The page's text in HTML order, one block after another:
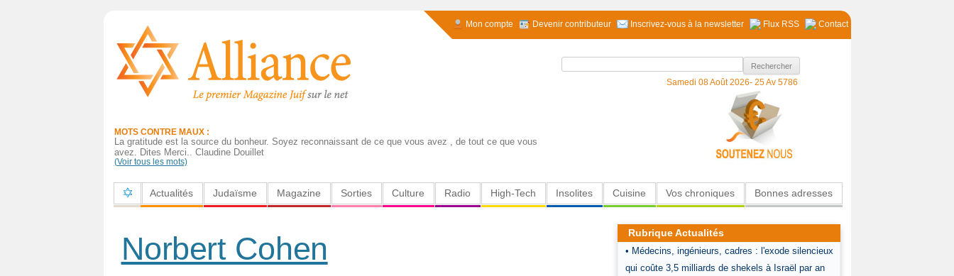
Mon compte Devenir contributeur Inscrivez-vous à la newsletter Flux RSS Contact
MOTS CONTRE MAUX :
La gratitude est la source du bonheur. Soyez reconnaissant de ce que vous avez , de tout ce que vous
avez. Dites Merci.. Claudine Douillet
(Voir tous les mots)
Rechercher :
Samedi 08 Août 2026- 25 Av 5786
Actualités Judaïsme Magazine Sorties Culture Radio High-Tech Insolites Cuisine Vos chroniques Bonnes adresses
Norbert Cohen Rubrique Actualités
• Médecins, ingénieurs, cadres : l'exode silencieux
qui coûte 3,5 milliards de shekels à Israël par an